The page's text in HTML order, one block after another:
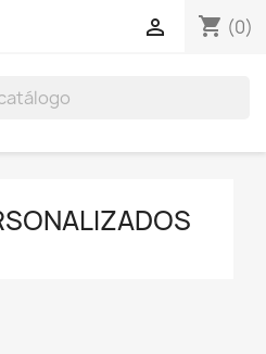
shopping_cart (0)
